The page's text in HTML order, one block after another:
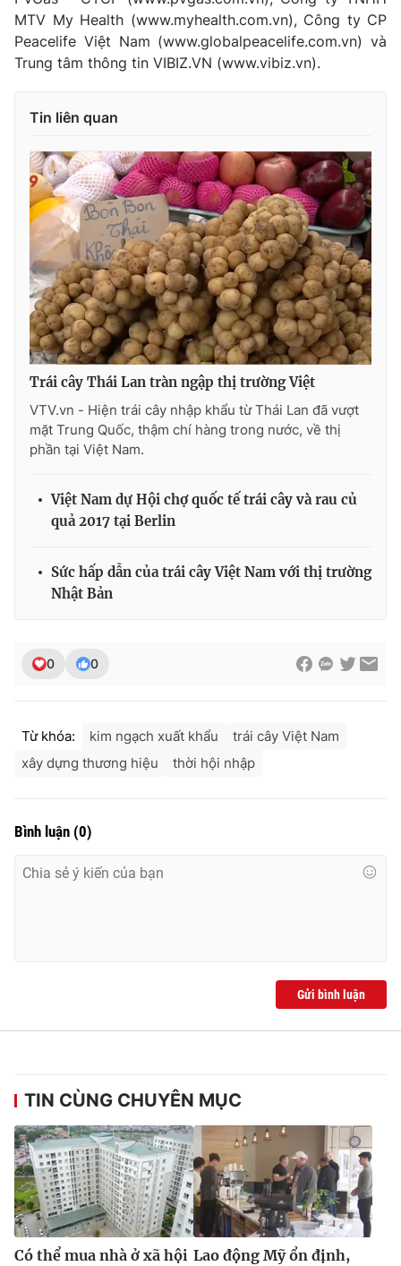
MTV My Health (www.myhealth.com.vn), Công ty CP
Peacelife Việt Nam (www.globalpeacelife.com.vn) và
Trung tâm thông tin VIBIZ.VN (www.vibiz.vn).
Tin liên quan
Trái cây Thái Lan tràn ngập thị trường Việt
VTV.vn - Hiện trái cây nhập khẩu từ Thái Lan đã vượt
mặt Trung Quốc, thậm chí hàng trong nước, về thị
phần tại Việt Nam.
Việt Nam dự Hội chợ quốc tế trái cây và rau củ
quả 2017 tại Berlin
Sức hấp dẫn của trái cây Việt Nam với thị trường
Nhật Bản
0 0
Từ khóa: kim ngạch xuất khẩu
trái cây Việt Nam
xây dựng thương hiệu
thời hội nhập
Bình luận (0)
Gửi bình luận
TIN CÙNG CHUYÊN MỤC
Có thể mua nhà ở xã hội Lao động Mỹ ổn định,